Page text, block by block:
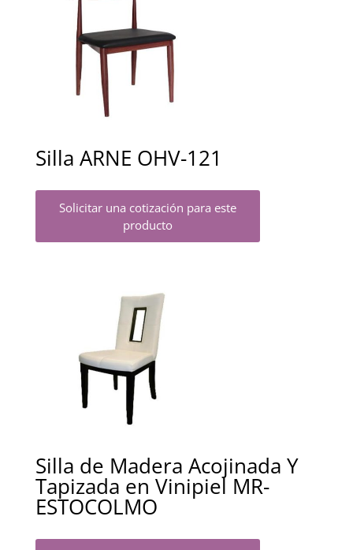
Silla ARNE OHV-121
Solicitar una cotización para este
producto
Silla de Madera Acojinada Y
Tapizada en Vinipiel MR-
ESTOCOLMO